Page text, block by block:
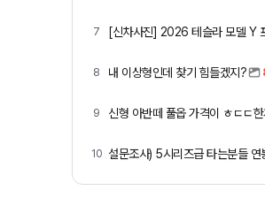
7
8 내 이상형인데 찾기 힘들겠지?
9 신형 아반떼 풀옵 가격이 ㅎㄷㄷ한
10